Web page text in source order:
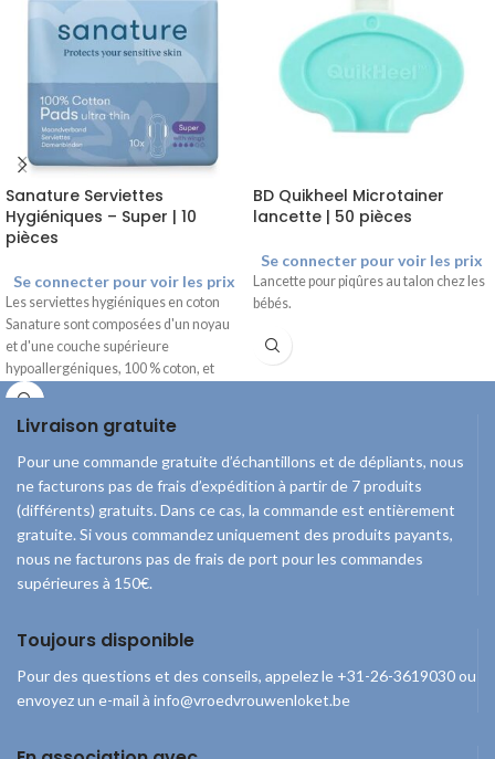
Sanature Serviettes
Hygiéniques – Super | 10
pièces
Se connecter pour voir les prix
Les serviettes hygiéniques en coton
Sanature sont composées d'un noyau
et d'une couche supérieure
hypoallergéniques, 100 % coton, et
sont exemptes de chlore et de parfum.
et empêchent le pansement de glisser.
BD Quikheel Microtainer
lancette | 50 pièces
Se connecter pour voir les prix
Lancette pour piqûres au talon chez les
bébés.
Livraison gratuite
Pour une commande gratuite d’échantillons et de dépliants, nous
ne facturons pas de frais d’expédition à partir de 7 produits
(différents) gratuits. Dans ce cas, la commande est entièrement
gratuite. Si vous commandez uniquement des produits payants,
nous ne facturons pas de frais de port pour les commandes
supérieures à 150€.
Toujours disponible
Pour des questions et des conseils, appelez le +31-26-3619030 ou
envoyez un e-mail à info@vroedvrouwenloket.be